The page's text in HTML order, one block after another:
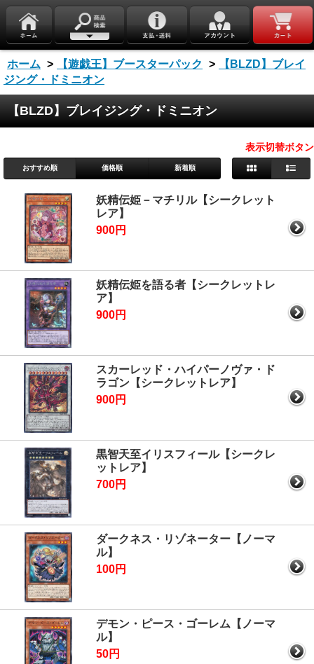
ホーム > 【遊戯王】ブースターパック >
【BLZD】ブレイ
ジング・ドミニオン
【BLZD】ブレイジング・ドミニオン
表示切替ボタン
おすすめ順 価格順 新着順
妖精伝姫－マチリル【シークレット
レア】
900円
妖精伝姫を語る者【シークレットレ
ア】
900円
スカーレッド・ハイパーノヴァ・ド
ラゴン【シークレットレア】
900円
黒智天至イリスフィール【シークレ
ットレア】
700円
ダークネス・リゾネーター【ノーマ
ル】
100円
デモン・ピース・ゴーレム【ノーマ
ル】
50円